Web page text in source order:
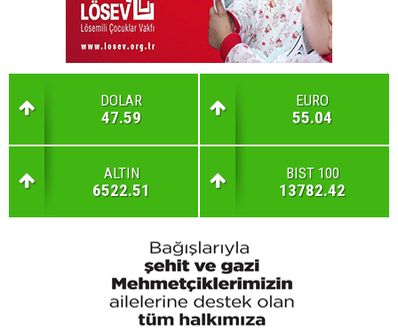
DOLAR
47.59
EURO
55.04
ALTIN
6522.51
BIST 100
13782.42